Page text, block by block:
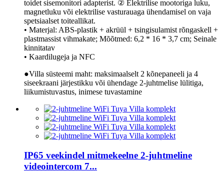
toidet sisemonitori adapterist. ② Elektrilise mootoriga luku,
magnetluku või elektrilise vasturauaga ühendamisel on vaja
spetsiaalset toiteallikat.
• Materjal: ABS-plastik + akrüül + tsingisulamist rõngaskell +
plastmassist vihmakate; Mõõtmed: 6,2 * 16 * 3,7 cm; Seinale
kinnitatav
• Kaardilugeja ja NFC
●Villa süsteemi maht: maksimaalselt 2 kõnepaneeli ja 4
siseekraani järjestikku või ühendage 2-juhtmelise lülitiga,
liikumistuvastus, inimese tuvastamine
IP65 veekindel mitmekeelne 2-juhtmeline
videointercom 7...